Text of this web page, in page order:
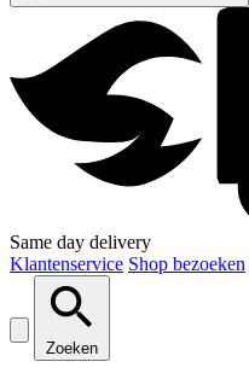
Same day delivery
Klantenservice Shop bezoeken
Zoeken